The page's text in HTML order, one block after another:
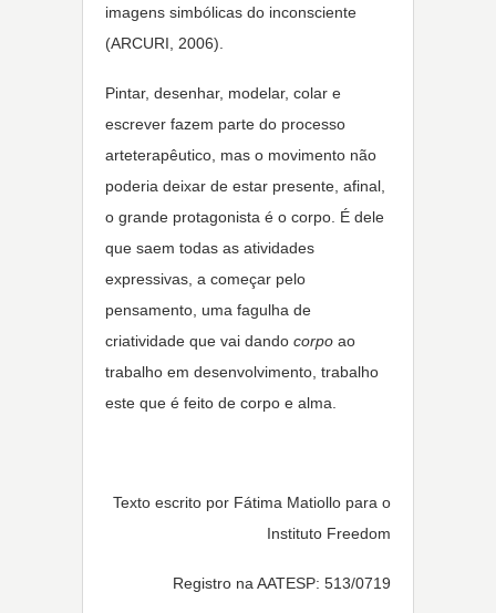
imagens simbólicas do inconsciente
(ARCURI, 2006).
Pintar, desenhar, modelar, colar e
escrever fazem parte do processo
arteterapêutico, mas o movimento não
poderia deixar de estar presente, afinal,
o grande protagonista é o corpo. É dele
que saem todas as atividades
expressivas, a começar pelo
pensamento, uma fagulha de
criatividade que vai dando corpo ao
trabalho em desenvolvimento, trabalho
este que é feito de corpo e alma.
Texto escrito por Fátima Matiollo para o
Instituto Freedom
Registro na AATESP: 513/0719